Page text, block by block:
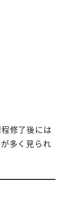
修了後には
多く見られ